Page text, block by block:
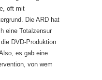
oft mit
Die ARD hat
eine Totalzensur
DVD-Produktion
es gab eine
von wem